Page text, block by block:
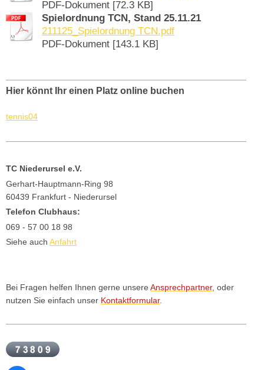
PDF-Dokument [72.3 KB]
Spielordnung TCN, Stand 25.11.21
211125_Spielordnung TCN.pdf
PDF-Dokument [143.1 KB]
Hier könnt Ihr einen Platz online buchen
tennis04
TC Niederursel e.V.
Gerhart-Hauptmann-Ring 98
60439 Frankfurt - Niederursel
Telefon Clubhaus:
069 - 57 00 18 98
Siehe auch Anfahrt
Bei Fragen helfen Ihnen gerne unsere Ansprechpartner, oder
nutzen Sie einfach unser Kontaktformular.